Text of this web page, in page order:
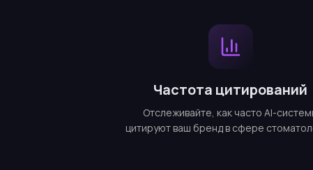
Частота цитирований
Отслеживайте, как часто AI-
цитируют ваш бренд в сфере